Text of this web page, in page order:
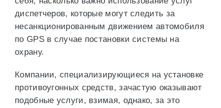
диспетчеров, которые могут следить за
несанкционированным движением автомобиля
по GPS в случае постановки системы на
охрану.
Компании, специализирующиеся на установке
противоугонных средств, зачастую оказывают
подобные услуги, взимая, однако, за это